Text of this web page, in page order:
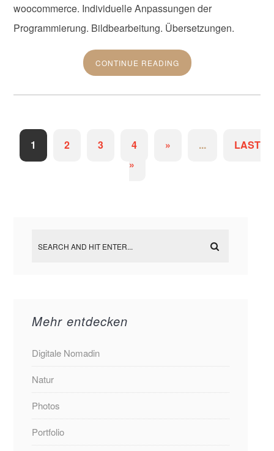
woocommerce. Individuelle Anpassungen der
Programmierung. Bildbearbeitung. Übersetzungen.
CONTINUE READING
1 2 3 4 » ...
LAST
»
Mehr entdecken
Digitale Nomadin
Natur
Photos
Portfolio